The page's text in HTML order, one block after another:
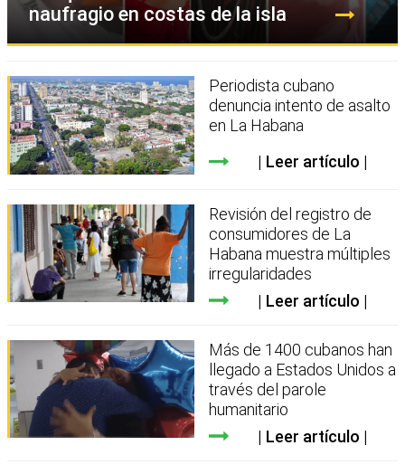
naufragio en costas de la isla
Periodista cubano
denuncia intento de asalto
en La Habana
Leer artículo
Revisión del registro de
consumidores de La
Habana muestra múltiples
irregularidades
Leer artículo
Más de 1400 cubanos han
llegado a Estados Unidos a
través del parole
humanitario
Leer artículo